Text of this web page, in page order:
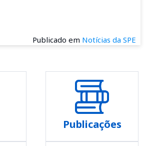
Publicado em Notícias da SPE
Publicações